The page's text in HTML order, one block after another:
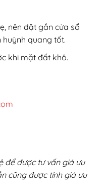
nên đặt gần cửa sổ
huỳnh quang tốt.
khi mặt đất khô.
để được tư vấn giá ưu
cũng được tính giá ưu